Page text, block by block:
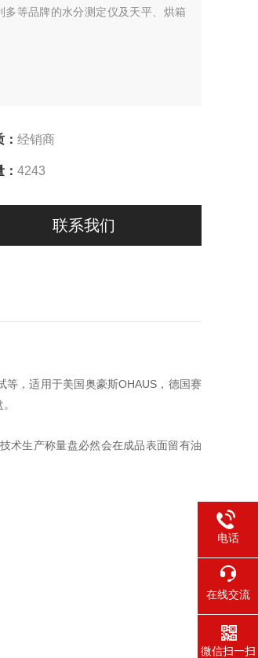
等品牌的水分测定仪及天平、烘箱
经销商
4243
联系我们
，适用于美国奥豪斯OHAUS，德国赛
术生产称量盘必然会在成品表面留有油
电话
在线交流
微信扫一扫